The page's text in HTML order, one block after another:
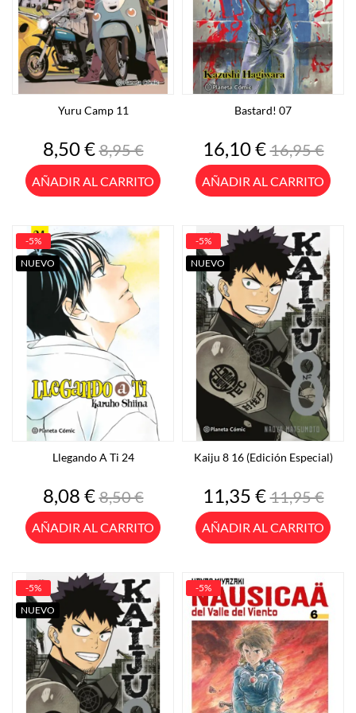
Yuru Camp 11
Precio
8,50 €Precio
base
8,95 €
AÑADIR AL CARRITO
Bastard! 07
Precio
16,10 €Precio
base
16,95 €
AÑADIR AL CARRITO
Llegando A Ti 24
Precio
8,08 €Precio
base
8,50 €
AÑADIR AL CARRITO
-5%
NUEVO
Kaiju 8 16 (Edición Especial)
Precio
11,35 €Precio
base
11,95 €
AÑADIR AL CARRITO
-5%
NUEVO
-5%
NUEVO
-5%